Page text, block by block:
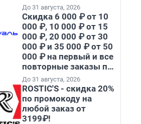
До 31 августа, 2026
Скидка 6 000 ₽ от 10
000 ₽, 10 000 ₽ от 15
000 ₽, 20 000 ₽ от 30
000 ₽ и 35 000 ₽ от 50
000 ₽ на первый и все
повторные заказы по
промокоду НАБЕРИ
До 31 августа, 2026
ROSTIC'S - скидка 20%
по промокоду на
любой заказ от
3199₽!